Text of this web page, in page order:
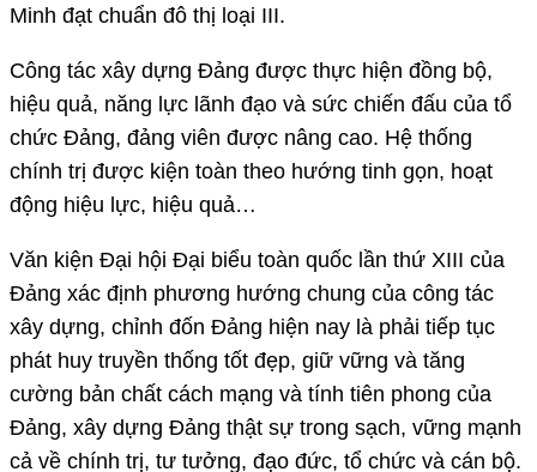
Minh đạt chuẩn đô thị loại III.
Công tác xây dựng Đảng được thực hiện đồng bộ,
hiệu quả, năng lực lãnh đạo và sức chiến đấu của tổ
chức Đảng, đảng viên được nâng cao. Hệ thống
chính trị được kiện toàn theo hướng tinh gọn, hoạt
động hiệu lực, hiệu quả…
Văn kiện Đại hội Đại biểu toàn quốc lần thứ XIII của
Đảng xác định phương hướng chung của công tác
xây dựng, chỉnh đốn Đảng hiện nay là phải tiếp tục
phát huy truyền thống tốt đẹp, giữ vững và tăng
cường bản chất cách mạng và tính tiên phong của
Đảng, xây dựng Đảng thật sự trong sạch, vững mạnh
cả về chính trị, tư tưởng, đạo đức, tổ chức và cán bộ.